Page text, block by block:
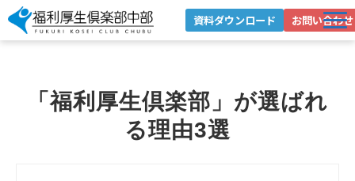
資料ダウンロード お問い合わせ
サービス紹介
導入事例
「福利厚生倶楽部」が選ばれ
る理由3選